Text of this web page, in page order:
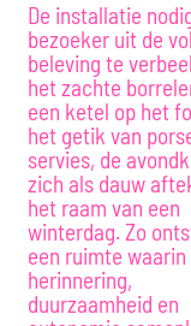
De installatie
bezoeker uit de
beleving te
het zachte
een ketel op het
het getik van
servies, de
zich als dauw
het raam van een
winterdag. Zo
een ruimte waarin
herinnering,
duurzaamheid en